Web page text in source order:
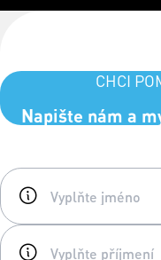
CHCI
Napište nám a